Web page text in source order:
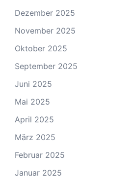
Dezember 2025
November 2025
Oktober 2025
September 2025
Juni 2025
Mai 2025
April 2025
März 2025
Februar 2025
Januar 2025